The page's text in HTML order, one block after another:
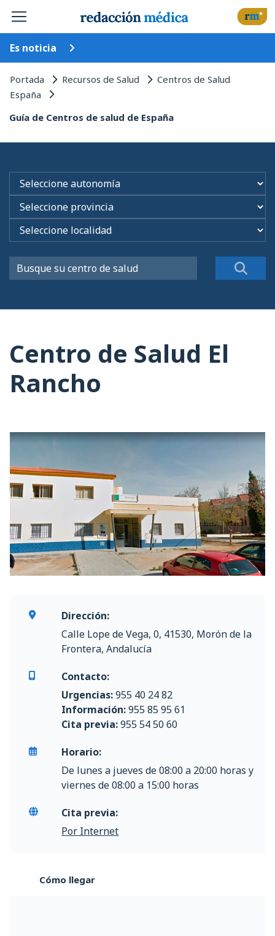
Es noticia
Portada Recursos de Salud Centros de Salud
España
Guía de Centros de salud de España
Centro de Salud El
Rancho
Dirección:
Calle Lope de Vega, 0, 41530, Morón de la
Frontera, Andalucía
Contacto:
Urgencias:955 40 24 82
Información:955 85 95 61
Cita previa:955 54 50 60
Horario:
De lunes a jueves de 08:00 a 20:00 horas y
viernes de 08:00 a 15:00 horas
Cita previa:
Por Internet
Cómo llegar